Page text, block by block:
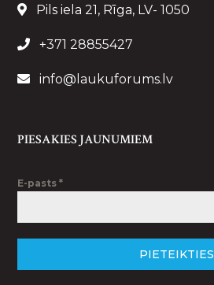
Pils iela 21, Rīga, LV- 1050
+371 28855427
info@laukuforums.lv
PIESAKIES JAUNUMIEM
E-pasts*
PIETEIKTIES